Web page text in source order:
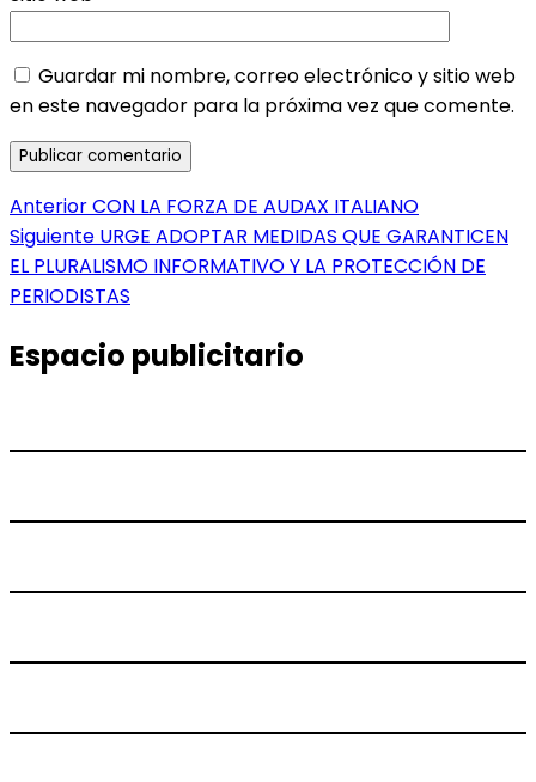
Guardar mi nombre, correo electrónico y sitio web
en este navegador para la próxima vez que comente.
Navegación
de
entradas
AnteriorEntrada
anterior:
CON LA FORZA DE AUDAX ITALIANO
Siguiente Entrada
siguiente:
URGE ADOPTAR MEDIDAS QUE GARANTICEN
EL PLURALISMO INFORMATIVO Y LA PROTECCIÓN DE
PERIODISTAS
Espacio publicitario